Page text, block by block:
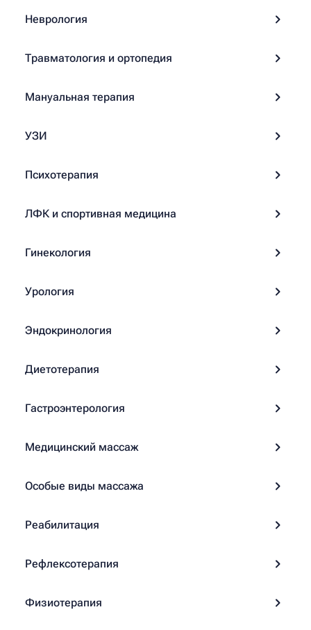
Неврология
Травматология и ортопедия
Мануальная терапия
УЗИ
Психотерапия
ЛФК и спортивная медицина
Гинекология
Урология
Эндокринология
Диетотерапия
Гастроэнтерология
Медицинский массаж
Особые виды массажа
Реабилитация
Рефлексотерапия
Физиотерапия